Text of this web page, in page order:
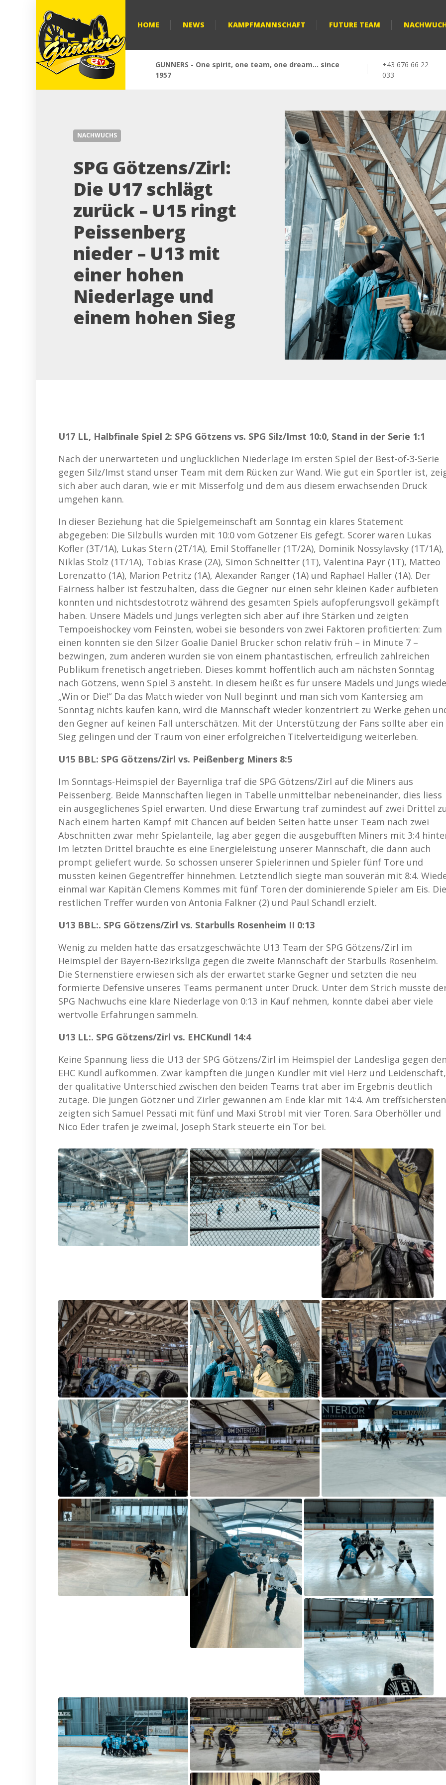
HOME NEWS KAMPFMANNSCHAFT FUTURE TEAM
GUNNERS - One spirit, one team, one dream... since
1957
+43 676 66 22
033
NACHWUCHS
SPG Götzens/Zirl:
Die U17 schlägt
zurück – U15 ringt
Peissenberg
nieder – U13 mit
einer hohen
Niederlage und
einem hohen Sieg
U17 LL, Halbfinale Spiel 2: SPG Götzens vs. SPG Silz/Imst 10:0, Stand in der Serie 1:1
Nach der unerwarteten und unglücklichen Niederlage im ersten Spiel der Best-of-3-Serie
gegen Silz/Imst stand unser Team mit dem Rücken zur Wand. Wie gut ein Sportler ist,
sich aber auch daran, wie er mit Misserfolg und dem aus diesem erwachsenden Druck
umgehen kann.
In dieser Beziehung hat die Spielgemeinschaft am Sonntag ein klares Statement
abgegeben: Die Silzbulls wurden mit 10:0 vom Götzener Eis gefegt. Scorer waren Lukas
Kofler (3T/1A), Lukas Stern (2T/1A), Emil Stoffaneller (1T/2A), Dominik Nossylavsky (1T/1A),
Niklas Stolz (1T/1A), Tobias Krase (2A), Simon Schneitter (1T), Valentina Payr (1T), Matteo
Lorenzatto (1A), Marion Petritz (1A), Alexander Ranger (1A) und Raphael Haller (1A). Der
Fairness halber ist festzuhalten, dass die Gegner nur einen sehr kleinen Kader aufbieten
konnten und nichtsdestotrotz während des gesamten Spiels aufopferungsvoll gekämpft
haben. Unsere Mädels und Jungs verlegten sich aber auf ihre Stärken und zeigten
Tempoeishockey vom Feinsten, wobei sie besonders von zwei Faktoren profitierten: Zum
einen konnten sie den Silzer Goalie Daniel Brucker schon relativ früh – in Minute 7 –
bezwingen, zum anderen wurden sie von einem phantastischen, erfreulich zahlreichen
Publikum frenetisch angetrieben. Dieses kommt hoffentlich auch am nächsten Sonntag
nach Götzens, wenn Spiel 3 ansteht. In diesem heißt es für unsere Mädels und Jungs
„Win or Die!“ Da das Match wieder von Null beginnt und man sich vom Kantersieg am
Sonntag nichts kaufen kann, wird die Mannschaft wieder konzentriert zu Werke gehen
den Gegner auf keinen Fall unterschätzen. Mit der Unterstützung der Fans sollte aber ein
Sieg gelingen und der Traum von einer erfolgreichen Titelverteidigung weiterleben.
U15 BBL: SPG Götzens/Zirl vs. Peißenberg Miners 8:5
Im Sonntags-Heimspiel der Bayernliga traf die SPG Götzens/Zirl auf die Miners aus
Peissenberg. Beide Mannschaften liegen in Tabelle unmittelbar nebeneinander, dies liess
ein ausgeglichenes Spiel erwarten. Und diese Erwartung traf zumindest auf zwei Drittel
Nach einem harten Kampf mit Chancen auf beiden Seiten hatte unser Team nach zwei
Abschnitten zwar mehr Spielanteile, lag aber gegen die ausgebufften Miners mit 3:4
Im letzten Drittel brauchte es eine Energieleistung unserer Mannschaft, die dann auch
prompt geliefert wurde. So schossen unserer Spielerinnen und Spieler fünf Tore und
mussten keinen Gegentreffer hinnehmen. Letztendlich siegte man souverän mit 8:4.
einmal war Kapitän Clemens Kommes mit fünf Toren der dominierende Spieler am Eis. Die
restlichen Treffer wurden von Antonia Falkner (2) und Paul Schandl erzielt.
U13 BBL:. SPG Götzens/Zirl vs. Starbulls Rosenheim II 0:13
Wenig zu melden hatte das ersatzgeschwächte U13 Team der SPG Götzens/Zirl im
Heimspiel der Bayern-Bezirksliga gegen die zweite Mannschaft der Starbulls Rosenheim.
Die Sternenstiere erwiesen sich als der erwartet starke Gegner und setzten die neu
formierte Defensive unseres Teams permanent unter Druck. Unter dem Strich musste
SPG Nachwuchs eine klare Niederlage von 0:13 in Kauf nehmen, konnte dabei aber viele
wertvolle Erfahrungen sammeln.
U13 LL:. SPG Götzens/Zirl vs. EHCKundl 14:4
Keine Spannung liess die U13 der SPG Götzens/Zirl im Heimspiel der Landesliga gegen
EHC Kundl aufkommen. Zwar kämpften die jungen Kundler mit viel Herz und Leidenschaft,
der qualitative Unterschied zwischen den beiden Teams trat aber im Ergebnis deutlich
zutage. Die jungen Götzner und Zirler gewannen am Ende klar mit 14:4. Am treffsichersten
zeigten sich Samuel Pessati mit fünf und Maxi Strobl mit vier Toren. Sara Oberhöller und
Nico Eder trafen je zweimal, Joseph Stark steuerte ein Tor bei.